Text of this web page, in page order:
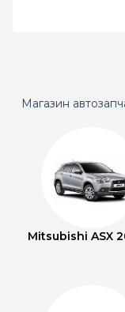
Магазин
Mitsubishi ASX